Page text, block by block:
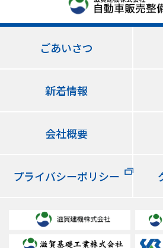
ごあいさつ
新着情報
会社概要
プライバシーポリシー